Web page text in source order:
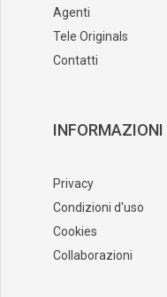
Agenti
Tele Originals
Contatti
INFORMAZIONI
Privacy
Condizioni d'uso
Cookies
Collaborazioni